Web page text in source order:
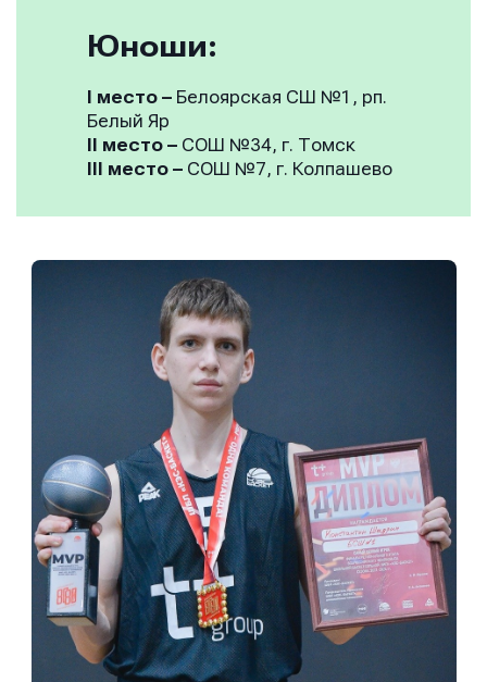
Юноши:
I место – Белоярская СШ №1, рп.
Белый Яр
II место – СОШ №34, г. Томск
III место – СОШ №7, г. Колпашево